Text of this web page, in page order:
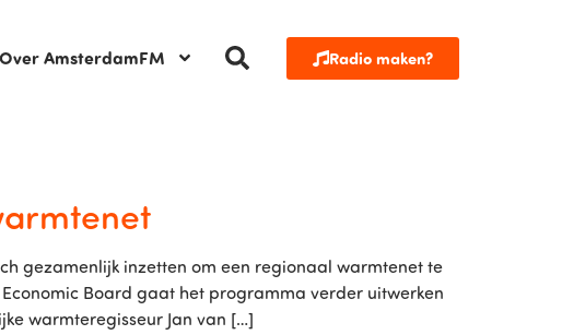
Over AmsterdamFM Radio maken?
gezamenlijk inzetten om een regionaal warmtenet te
Board gaat het programma verder uitwerken
warmteregisseur Jan van […]